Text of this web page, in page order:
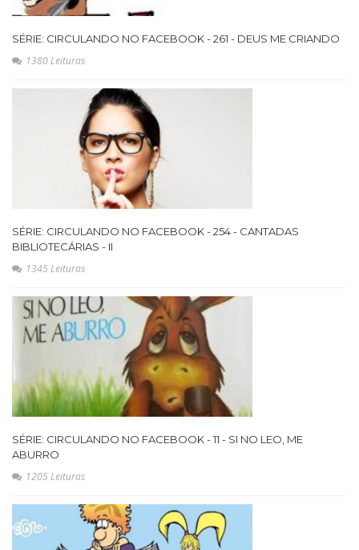
SÉRIE: CIRCULANDO NO FACEBOOK - 261 - DEUS ME CRIANDO
1380 Leituras
SÉRIE: CIRCULANDO NO FACEBOOK - 254 - CANTADAS
BIBLIOTECÁRIAS - II
1345 Leituras
SÉRIE: CIRCULANDO NO FACEBOOK - 11 - SI NO LEO, ME
ABURRO
1205 Leituras